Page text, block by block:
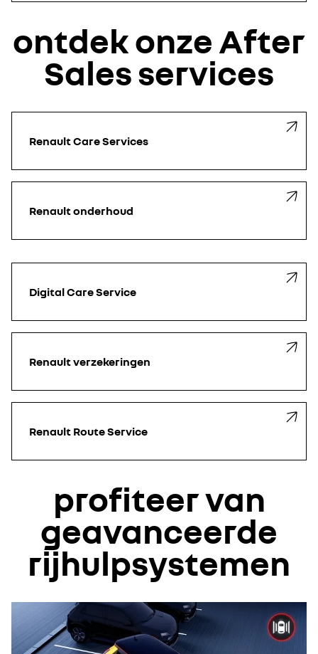
ontdek onze After
Sales services
Renault Care Services
Renault onderhoud
Digital Care Service
Renault verzekeringen
Renault Route Service
profiteer van
geavanceerde
rijhulpsystemen